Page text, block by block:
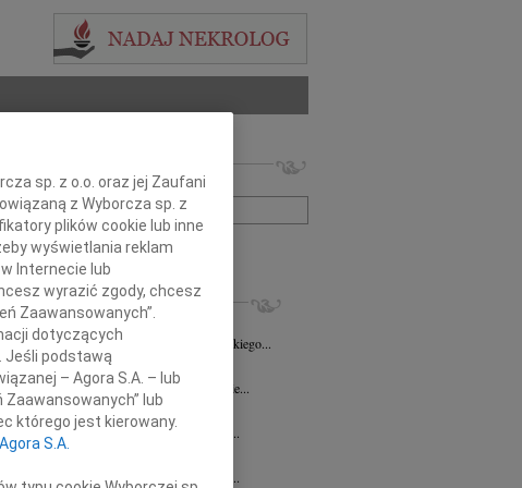
i nazwisko lub numer ogłoszenia:
+ szukanie zaawansowane
NEKROLOGI
05.08.2026Opole
Pani Danucie Juszczak-Puppel wyrazy głębokiego...
23.07.2026Opole
Śmierć zawsze jest niespodziewana, nigdy nie...
Wojciech Pogorzelski
Z głębokim żalem przyjęliśmy wiadomość o...
Janusz Maksym
Z głębokim żalem przyjęliśmy wiadomość o...
sp. z o.o. oraz jej Zaufani
z Wyborcza sp. z
plików cookie lub inne
wyświetlania reklam
Internecie lub
wyrazić zgody, chcesz
Zaawansowanych”.
dotyczących
Jeśli podstawą
– Agora S.A. – lub
lub
którego jest kierowany.
S.A.